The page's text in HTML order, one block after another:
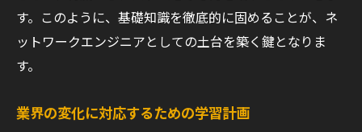
資格取得後のキャリアパスと新たなチャレ
ンジ
オンライン学習プラットフォームの選び方
す。このように、基礎知識を徹底的に固めることが、ネ
ットワークエンジニアとしての土台を築く鍵となりま
す。
業界の変化に対応するための学習計画